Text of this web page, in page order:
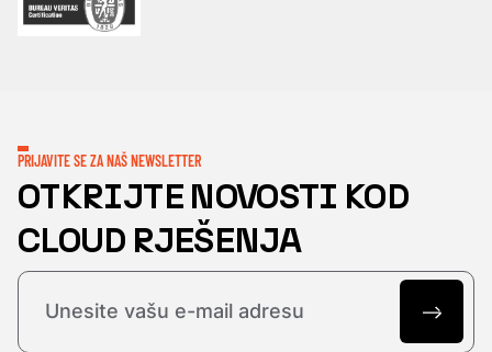
PRIJAVITE SE ZA NAŠ NEWSLETTER
OTKRIJTE NOVOSTI KOD
CLOUD RJEŠENJA